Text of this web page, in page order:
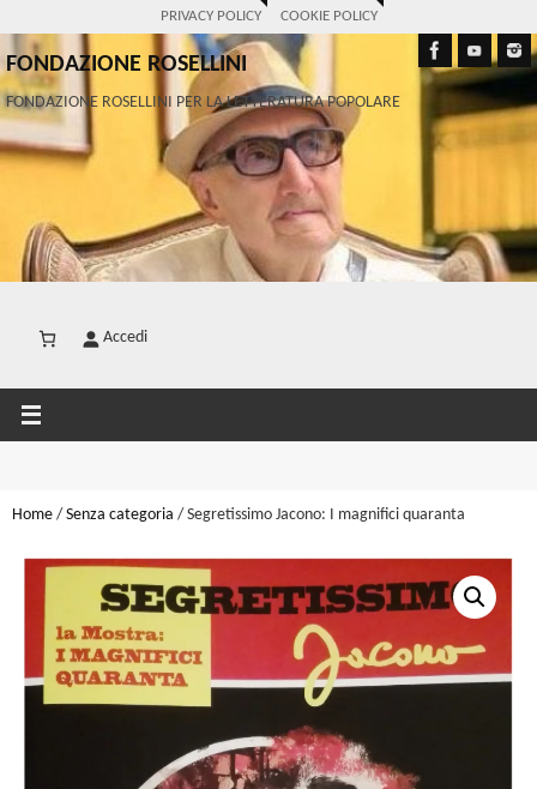
PRIVACY POLICY COOKIE POLICY
FONDAZIONE ROSELLINI
FONDAZIONE ROSELLINI PER LA LETTERATURA POPOLARE
Accedi
Home / Senza categoria / Segretissimo Jacono: I magnifici quaranta